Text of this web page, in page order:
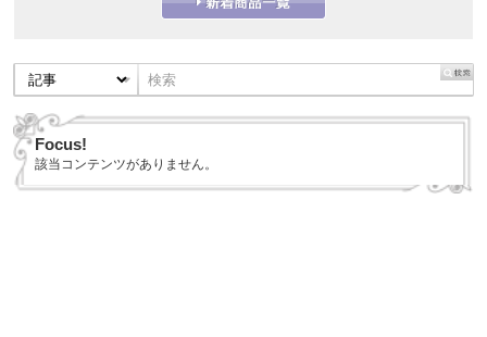
Focus!
該当コンテンツがありません。